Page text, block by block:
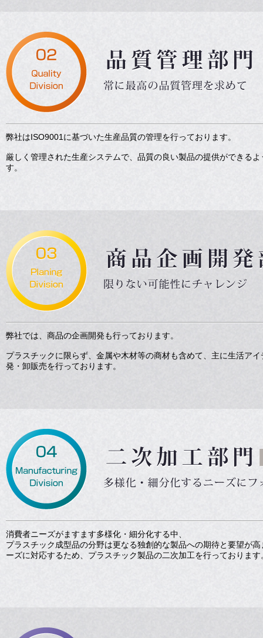
弊社はISO9001に基づいた生産品質の管理を行っております。
厳しく管理された生産システムで、品質の良い製品の提供ができる
す。
弊社では、商品の企画開発も行っております。
プラスチックに限らず、金属や木材等の商材も含めて、主に生活ア
発・卸販売を行っております。
消費者ニーズがますます多様化・細分化する中、
プラスチック成型品の分野は更なる独創的な製品への期待と要望が
ーズに対応するため、プラスチック製品の二次加工を行っております